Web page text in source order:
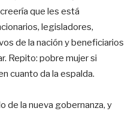
que les está
legisladores,
de la nación y beneficiarios
Repito: pobre mujer si
cuanto da la espalda.
de la nueva gobernanza, y